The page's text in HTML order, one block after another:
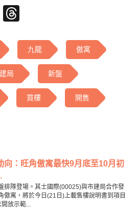
LinkedIn
九龍 傲寓
局 新盤
買樓 開售
向：旺角傲寓最快9月底至10月初
排隊登場。其士國際(00025)與市建局合作發
傲寓，將於今日(21日)上載售樓說明書到項目
放示範...